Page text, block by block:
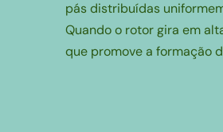
pás distribuídas
Quando o rotor gira em
que promove a formação